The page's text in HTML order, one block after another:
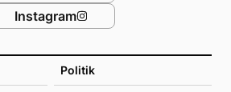
Politik
Instagram